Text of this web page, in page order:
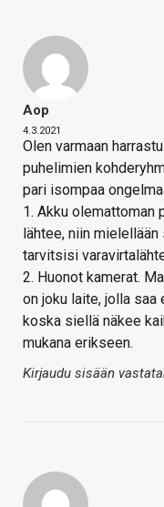
Aop
4.3.2021
Olen varmaan
puhelimien
pari isompaa
1. Akku
lähtee, niin
tarvitsisi
2. Huonot kamerat.
on joku laite, jolla
koska siellä näkee
mukana erikseen.
Kirjaudu sisään